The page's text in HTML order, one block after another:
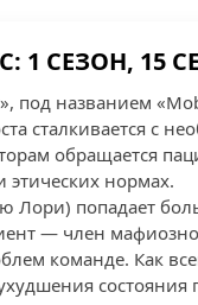
1 СЕЗОН, 15
под названием
сталкивается с
обращается
нормах.
Лори) попадает
— член
команде. Как
состояния